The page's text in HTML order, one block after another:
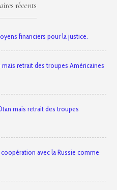
récents
financiers pour la justice.
mais retrait des troupes Américaines
mais retrait des troupes
avec la Russie comme